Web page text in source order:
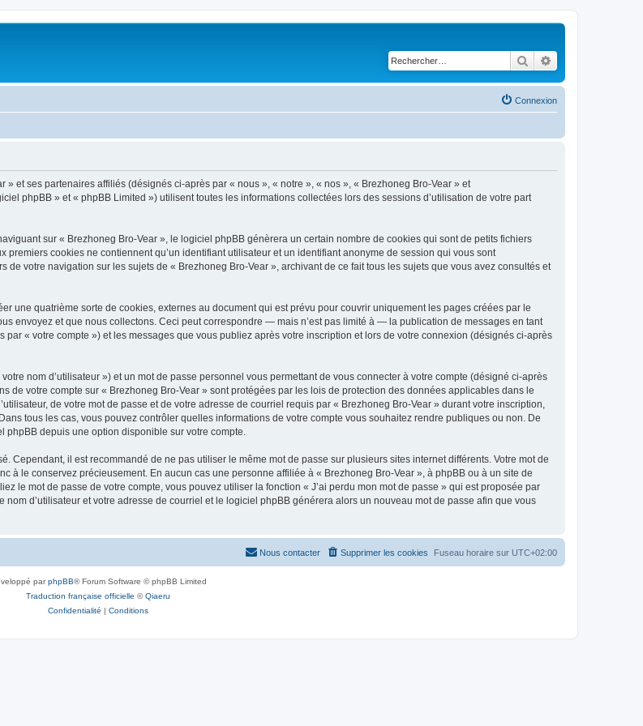
Rechercher
Connexion
et ses partenaires affiliés (désignés ci-après par « nous », « notre », « nos », « Brezhoneg Bro-Vear » et
phpBB » et « phpBB Limited ») utilisent toutes les informations collectées lors des sessions d’utilisation de votre part
sur « Brezhoneg Bro-Vear », le logiciel phpBB génèrera un certain nombre de cookies qui sont de petits fichiers
cookies ne contiennent qu’un identifiant utilisateur et un identifiant anonyme de session qui vous sont
votre navigation sur les sujets de « Brezhoneg Bro-Vear », archivant de ce fait tous les sujets que vous avez consultés et
une quatrième sorte de cookies, externes au document qui est prévu pour couvrir uniquement les pages créées par le
envoyez et que nous collectons. Ceci peut correspondre — mais n’est pas limité à — la publication de messages en tant
« votre compte ») et les messages que vous publiez après votre inscription et lors de votre connexion (désignés ci-après
nom d’utilisateur ») et un mot de passe personnel vous permettant de vous connecter à votre compte (désigné ci-après
de votre compte sur « Brezhoneg Bro-Vear » sont protégées par les lois de protection des données applicables dans le
de votre mot de passe et de votre adresse de courriel requis par « Brezhoneg Bro-Vear » durant votre inscription,
tous les cas, vous pouvez contrôler quelles informations de votre compte vous souhaitez rendre publiques ou non. De
depuis une option disponible sur votre compte.
Cependant, il est recommandé de ne pas utiliser le même mot de passe sur plusieurs sites internet différents. Votre mot de
à le conservez précieusement. En aucun cas une personne affiliée à « Brezhoneg Bro-Vear », à phpBB ou à un site de
le mot de passe de votre compte, vous pouvez utiliser la fonction « J’ai perdu mon mot de passe » qui est proposée par
d’utilisateur et votre adresse de courriel et le logiciel phpBB générera alors un nouveau mot de passe afin que vous
Fuseau horaire sur UTC+02:00
Supprimer les cookies
Nous contacter
parphpBB® Forum Software © phpBB Limited
Traduction française officielle ©Qiaeru
Confidentialité | Conditions